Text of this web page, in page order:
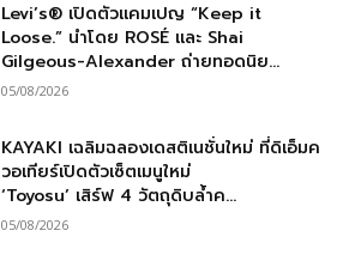
Levi’s® เปิดตัวแคมเปญ “Keep it
Loose.” นำโดย ROSÉ และ Shai
Gilgeous-Alexander ถ่ายทอดนิย...
05/08/2026
KAYAKI เฉลิมฉลองเดสติเนชั่นใหม่ ที่ดิเอ็มค
วอเทียร์เปิดตัวเซ็ตเมนูใหม่
‘Toyosu’ เสิร์ฟ 4 วัตถุดิบล้ำค...
05/08/2026